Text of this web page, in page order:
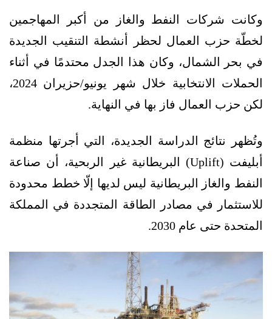
وكانت شركات النفط والغاز من أكبر المهاجمين
لخطّة حزب العمال لحظر أنشطة التنقيب الجديدة
في بحر الشمال، وكان هذا الجدل محتدمًا في أثناء
الحملات الانتخابية خلال شهر يونيو/حزيران 2024،
لكن حزب العمال فاز بها في النهاية.
وتُظهر نتائج الدراسة الجديدة، التي أجرتها منظمة
أبليفت (Uplift) البريطانية غير الربحية، أن صناعة
النفط والغاز البريطانية ليس لديها إلّا خطط محدودة
للاستثمار في مصادر الطاقة المتجددة في المملكة
المتحدة حتى عام 2030.